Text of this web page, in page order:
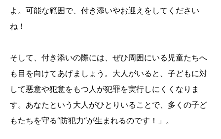
よ。可能な範囲で、付き添いやお迎えをしてください
ね！
そして、付き添いの際には、ぜひ周囲にいる児童たちへ
も⽬を向けてあげましょう。大人がいると、子どもに対
して悪意や犯意をもつ人が犯罪を実行しにくくなりま
す。あなたという大人がひとりいることで、多くの子ど
もたちを守る“防犯力“が生まれるのです！」。